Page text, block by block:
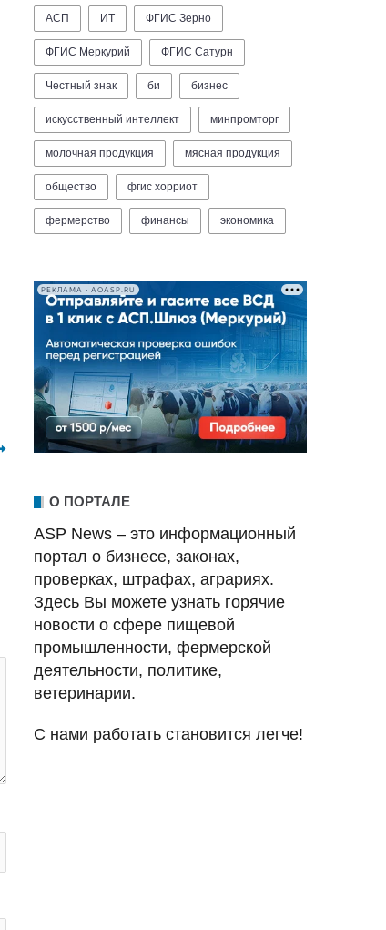
АСП ИТ ФГИС Зерно
ФГИС Меркурий ФГИС Сатурн
Честный знак би бизнес
искусственный интеллект минпромторг
молочная продукция мясная продукция
общество фгис хорриот
фермерство финансы экономика
РЕКЛАМА • AOASP.RU
О ПОРТАЛЕ
ASP News – это информационный
портал о бизнесе, законах,
проверках, штрафах, аграриях.
Здесь Вы можете узнать горячие
новости о сфере пищевой
промышленности, фермерской
деятельности, политике,
ветеринарии.
С нами работать становится легче!